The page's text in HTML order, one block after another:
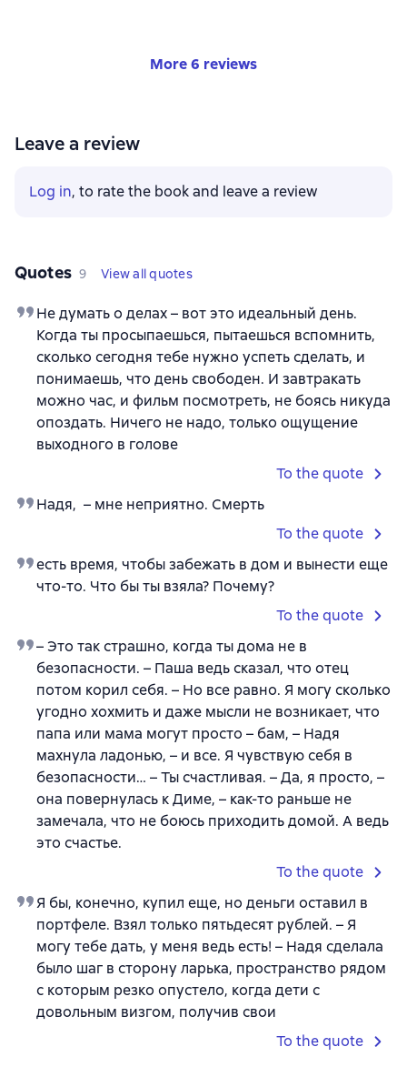
More 6 reviews
Leave a review
Log in, to rate the book and leave a review
Quotes 9 View all quotes
Не думать о делах – вот это идеальный день.
Когда ты просыпаешься, пытаешься вспомнить,
сколько сегодня тебе нужно успеть сделать, и
понимаешь, что день свободен. И завтракать
можно час, и фильм посмотреть, не боясь никуда
опоздать. Ничего не надо, только ощущение
выходного в голове
To the quote
Надя, – мне неприятно. Смерть
To the quote
есть время, чтобы забежать в дом и вынести еще
что-то. Что бы ты взяла? Почему?
To the quote
– Это так страшно, когда ты дома не в
безопасности. – Паша ведь сказал, что отец
потом корил себя. – Но все равно. Я могу сколько
угодно хохмить и даже мысли не возникает, что
папа или мама могут просто – бам, – Надя
махнула ладонью, – и все. Я чувствую себя в
безопасности… – Ты счастливая. – Да, я просто, –
она повернулась к Диме, – как-то раньше не
замечала, что не боюсь приходить домой. А ведь
это счастье.
To the quote
Я бы, конечно, купил еще, но деньги оставил в
портфеле. Взял только пятьдесят рублей. – Я
могу тебе дать, у меня ведь есть! – Надя сделала
было шаг в сторону ларька, пространство рядом
с которым резко опустело, когда дети с
довольным визгом, получив свои
To the quote